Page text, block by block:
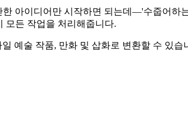
아이디어만 시작하면 되는데—'수줍어하
모든 작업을 처리해줍니다.
예술 작품, 만화 및 삽화로 변환할 수 있